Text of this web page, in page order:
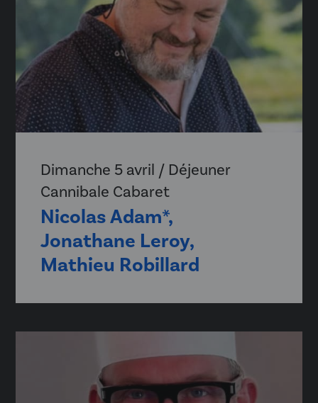
Dimanche 5 avril / Déjeuner
Cannibale Cabaret
Nicolas Adam*,
Jonathane Leroy,
Mathieu Robillard